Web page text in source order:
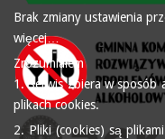
Brak zmiany ustawienia
więcej…
Zrozumiałem
1. Serwis zbiera w
plikach cookies.
2. Pliki (cookies) są